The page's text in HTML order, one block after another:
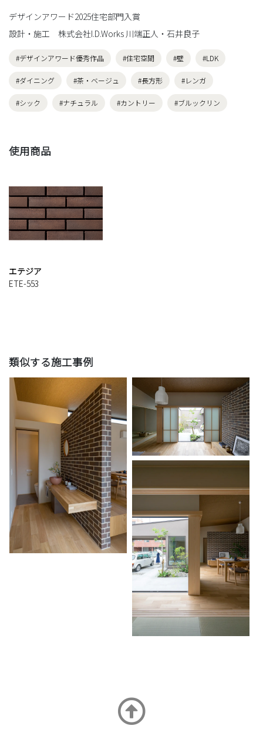
デザインアワード2025住宅部門入賞
設計・施工 株式会社I.D.Works 川端正人・石井良子
#デザインアワード優秀作品 #住宅空間 #壁 #LDK
#ダイニング #茶・ベージュ #長方形 #レンガ
#シック #ナチュラル #カントリー #ブルックリン
使用商品
エテジア
ETE-553
類似する施工事例